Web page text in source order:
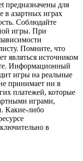
предназначены для
в азартных играх
Соблюдайте
игры. При
Помните, что
являться источником
Информационный
игры на реальные
принимает ни в
платежей, которые
играми,
Какие-либо
в